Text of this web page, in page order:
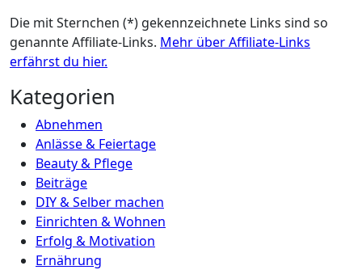
Die mit Sternchen (*) gekennzeichnete Links sind so
genannte Affiliate-Links. Mehr über Affiliate-Links
erfährst du hier.
Kategorien
Abnehmen
Anlässe & Feiertage
Beauty & Pflege
Beiträge
DIY & Selber machen
Einrichten & Wohnen
Erfolg & Motivation
Ernährung